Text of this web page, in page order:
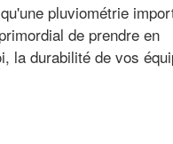
pluviométrie
de prendre en
la durabilité de vos